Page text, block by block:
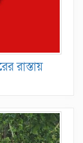
রাস্তায়